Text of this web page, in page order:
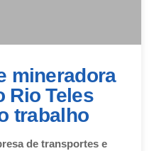
mineradora
Rio Teles
trabalho
de transportes e